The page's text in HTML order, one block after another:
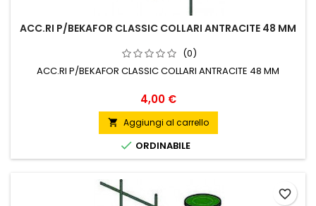
ACC.RI P/BEKAFOR CLASSIC COLLARI ANTRACITE 48 MM
(0)
ACC.RI P/BEKAFOR CLASSIC COLLARI ANTRACITE 48 MM
Prezzo
4,00 €
 Aggiungi al carrello
 ORDINABILE
favorite_border